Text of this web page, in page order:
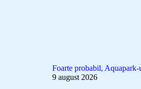
Foarte probabil,
9 august 2026